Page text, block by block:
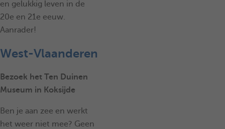
en gelukkig leven in de
20e en 21e eeuw.
Aanrader!
West-Vlaanderen
Bezoek het Ten Duinen
Museum in Koksijde
Ben je aan zee en werkt
het weer niet mee? Geen